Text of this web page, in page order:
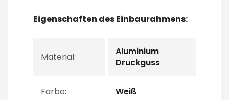
Eigenschaften des Einbaurahmens:
Material:
Aluminium
Druckguss
Farbe: Weiß